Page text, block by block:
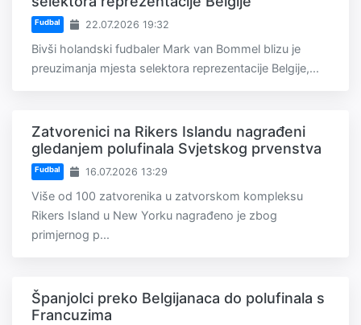
Fudbal 22.07.2026 19:32
Bivši holandski fudbaler Mark van Bommel blizu je
preuzimanja mjesta selektora reprezentacije Belgije,...
Zatvorenici na Rikers Islandu nagrađeni
gledanjem polufinala Svjetskog prvenstva
Fudbal 16.07.2026 13:29
Više od 100 zatvorenika u zatvorskom kompleksu
Rikers Island u New Yorku nagrađeno je zbog
primjernog p...
Španjolci preko Belgijanaca do polufinala s
Francuzima